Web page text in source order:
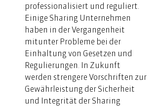
professionalisiert und reguliert.
Einige Sharing Unternehmen
haben in der Vergangenheit
mitunter Probleme bei der
Einhaltung von Gesetzen und
Regulierungen. In Zukunft
werden strengere Vorschriften zur
Gewährleistung der Sicherheit
und Integrität der Sharing